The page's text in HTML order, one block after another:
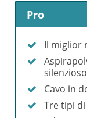
Pro
Il miglior
Cavo in
Tre tipi